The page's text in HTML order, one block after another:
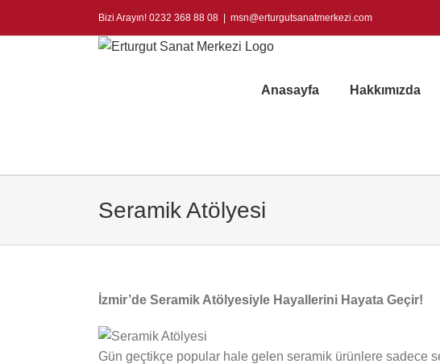
Bizi Arayın! 0232 368 88 08 msn@erturgutsanatmerkezi.com
Anasayfa Hakkımızda
Seramik Atölyesi
İzmir’de Seramik Atölyesiyle Hayallerini Hayata Geçir!
Gün geçtikçe popular hale gelen seramik ürünlere sadece